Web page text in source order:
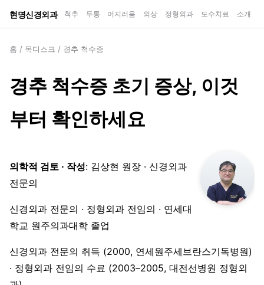
현명신경외과 척추 두통 어지러움 외상 정형외과 도수치료 소개
홈 / 목디스크 / 경추 척수증
경추 척수증 초기 증상, 이것
부터 확인하세요
의학적 검토 · 작성: 김상현 원장 · 신경외과
전문의
신경외과 전문의 · 정형외과 전임의 · 연세대
학교 원주의과대학 졸업
신경외과 전문의 취득 (2000, 연세원주세브란스기독병원)
· 정형외과 전임의 수료 (2003–2005, 대전선병원 정형외